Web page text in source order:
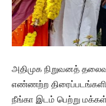
அதிமுக நிறுவனத்
எண்ணற்ற
நீங்கா இடம் பெற்று